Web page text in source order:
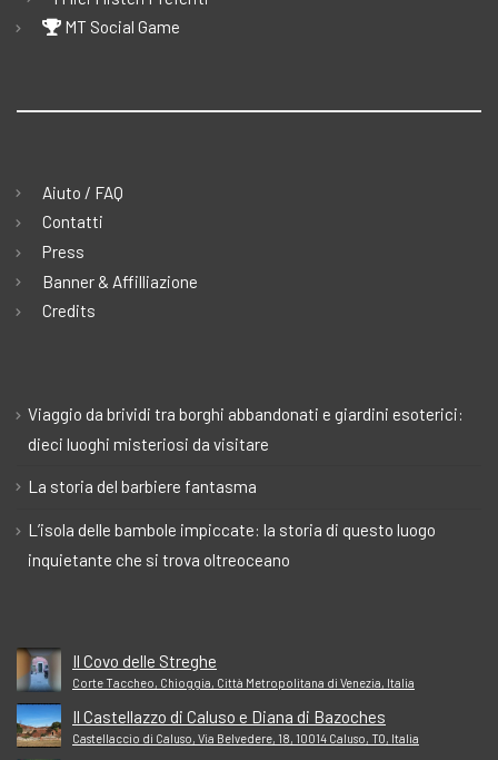
MT Social Game
Aiuto / FAQ
Contatti
Press
Banner & Affilliazione
Credits
Viaggio da brividi tra borghi abbandonati e giardini esoterici:
dieci luoghi misteriosi da visitare
La storia del barbiere fantasma
L’isola delle bambole impiccate: la storia di questo luogo
inquietante che si trova oltreoceano
Il Covo delle Streghe
Corte Taccheo, Chioggia, Città Metropolitana di Venezia, Italia
Il Castellazzo di Caluso e Diana di Bazoches
Castellaccio di Caluso, Via Belvedere, 18, 10014 Caluso, TO, Italia